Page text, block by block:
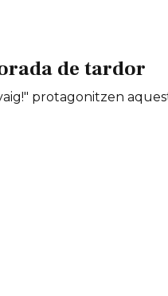
de tardor
protagonitzen